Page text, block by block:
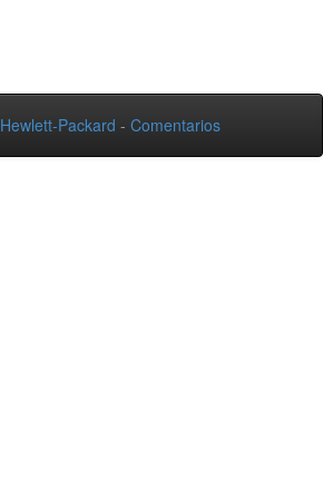
Hewlett-Packard - Comentarios